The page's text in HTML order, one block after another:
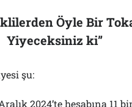
Öyle Bir
Yiyeceksiniz ki”
şu:
2024’te hesabına 11